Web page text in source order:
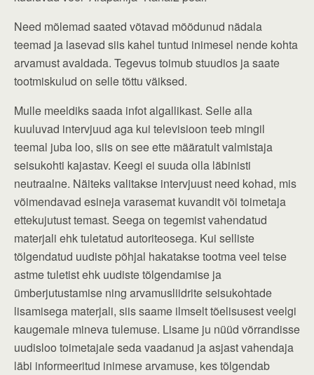
Need mõlemad saated võtavad möödunud nädala
teemad ja lasevad siis kahel tuntud inimesel nende kohta
arvamust avaldada. Tegevus toimub stuudios ja saate
tootmiskulud on selle tõttu väiksed.
Mulle meeldiks saada infot algallikast. Selle alla
kuuluvad intervjuud aga kui televisioon teeb mingil
teemal juba loo, siis on see ette määratult valmistaja
seisukohti kajastav. Keegi ei suuda olla läbinisti
neutraalne. Näiteks valitakse intervjuust need kohad, mis
võimendavad esineja varasemat kuvandit või toimetaja
ettekujutust temast. Seega on tegemist vahendatud
materjali ehk tuletatud autoriteosega. Kui selliste
tõlgendatud uudiste põhjal hakatakse tootma veel teise
astme tuletist ehk uudiste tõlgendamise ja
ümberjutustamise ning arvamusliidrite seisukohtade
lisamisega materjali, siis saame ilmselt tõelisusest veelgi
kaugemale mineva tulemuse. Lisame ju nüüd võrrandisse
uudisloo toimetajale seda vaadanud ja asjast vahendaja
läbi informeeritud inimese arvamuse, kes tõlgendab